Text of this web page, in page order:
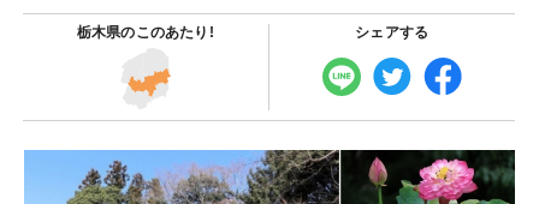
栃木県のこのあたり! シェアする